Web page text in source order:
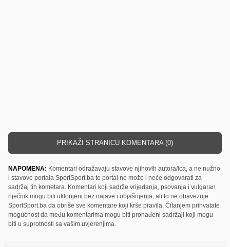
PRIKAŽI STRANICU KOMENTARA (0)
NAPOMENA: Komentari odražavaju stavove njihovih autora/ica, a ne nužno
i stavove portala SportSport.ba te portal ne može i neće odgovarati za
sadržaj tih kometara. Komentari koji sadrže vrijeđanja, psovanja i vulgaran
riječnik mogu biti uklonjeni bez najave i objašnjenja, ali to ne obavezuje
SportSport.ba da obriše sve komentare koji krše pravila. Čitanjem prihvatate
mogućnost da među komentarima mogu biti pronađeni sadržaji koji mogu
biti u suprotnosti sa vašim uvjerenjima.